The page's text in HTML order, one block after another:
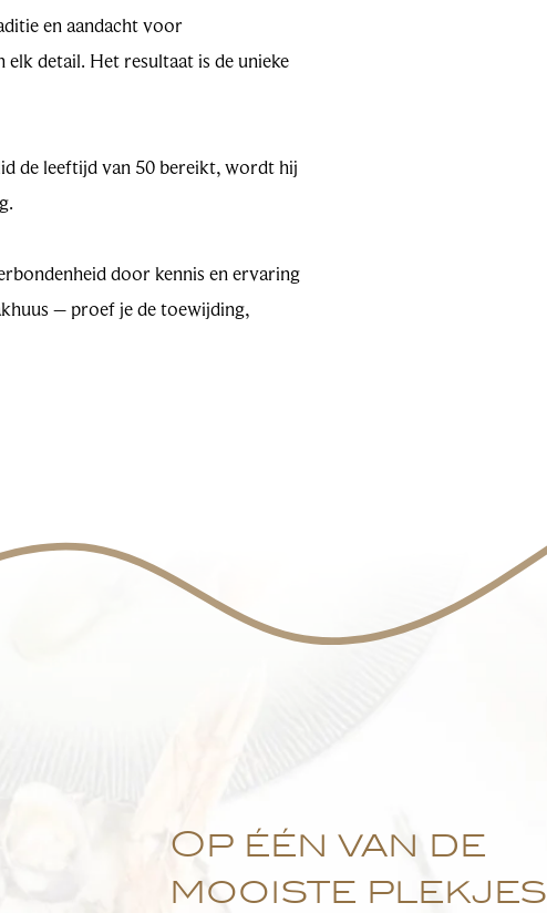
en aandacht voor
detail. Het resultaat is de unieke
de leeftijd van 50 bereikt, wordt hij
door kennis en ervaring
– proef je de toewijding,
Op één van de
mooiste plekjes